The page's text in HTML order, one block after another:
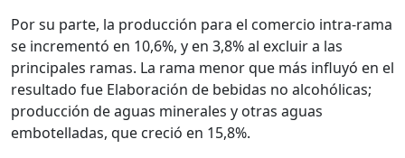
Por su parte, la producción para el comercio intra-rama
se incrementó en 10,6%, y en 3,8% al excluir a las
principales ramas. La rama menor que más influyó en el
resultado fue Elaboración de bebidas no alcohólicas;
producción de aguas minerales y otras aguas
embotelladas, que creció en 15,8%.